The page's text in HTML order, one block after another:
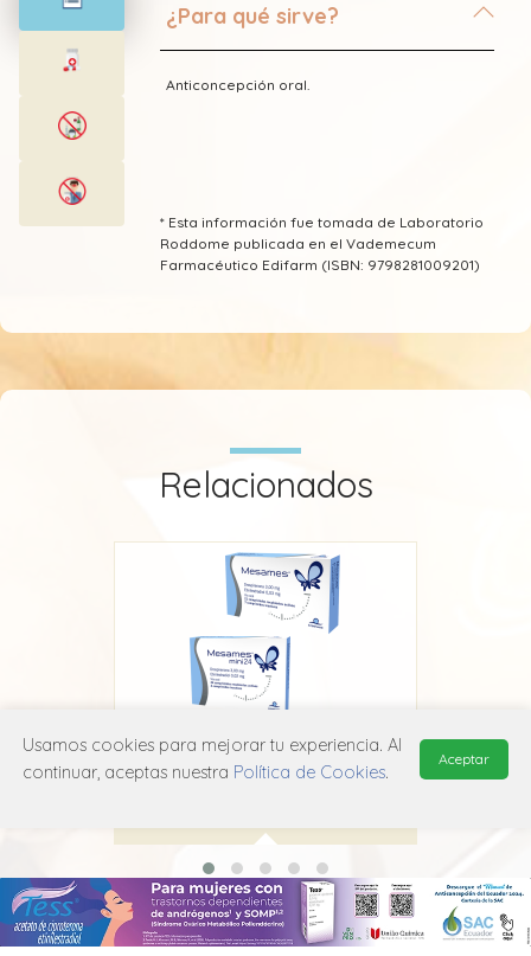
¿Para qué sirve?
Anticoncepción oral.
* Esta información fue tomada de Laboratorio
Roddome publicada en el Vademecum
Farmacéutico Edifarm (ISBN: 9798281009201)
Relacionados
Mesames
Usamos cookies para mejorar tu experiencia. Al
continuar, aceptas nuestra Política de Cookies.
Aceptar